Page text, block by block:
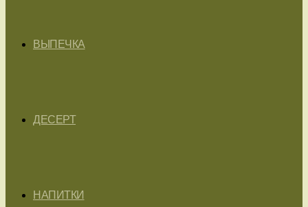
ВЫПЕЧКА
ДЕСЕРТ
НАПИТКИ